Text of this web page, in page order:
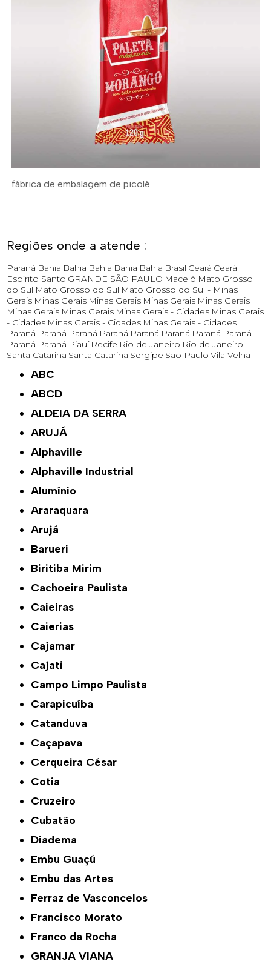
fábrica de embalagem de picolé
Regiões onde a atende :
Paraná Bahia Bahia Bahia Bahia Bahia Brasil Ceará Ceará
Espírito Santo GRANDE SÃO PAULO Maceió Mato Grosso
do Sul Mato Grosso do Sul Mato Grosso do Sul - Minas
Gerais Minas Gerais Minas Gerais Minas Gerais Minas Gerais
Minas Gerais Minas Gerais Minas Gerais - Cidades Minas Gerais
- Cidades Minas Gerais - Cidades Minas Gerais - Cidades
Paraná Paraná Paraná Paraná Paraná Paraná Paraná Paraná
Paraná Paraná Piauí Recife Rio de Janeiro Rio de Janeiro
Santa Catarina Santa Catarina Sergipe São Paulo Vila Velha
ABC
ABCD
ALDEIA DA SERRA
ARUJÁ
Alphaville
Alphaville Industrial
Alumínio
Araraquara
Arujá
Barueri
Biritiba Mirim
Cachoeira Paulista
Caieiras
Caierias
Cajamar
Cajati
Campo Limpo Paulista
Carapicuíba
Catanduva
Caçapava
Cerqueira César
Cotia
Cruzeiro
Cubatão
Diadema
Embu Guaçú
Embu das Artes
Ferraz de Vasconcelos
Francisco Morato
Franco da Rocha
GRANJA VIANA